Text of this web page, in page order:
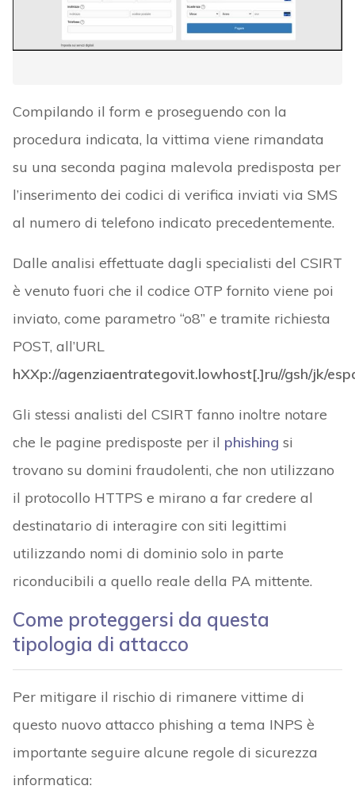
Compilando il form e proseguendo con la
procedura indicata, la vittima viene rimandata
su una seconda pagina malevola predisposta per
l’inserimento dei codici di verifica inviati via SMS
al numero di telefono indicato precedentemente.
Dalle analisi effettuate dagli specialisti del CSIRT
è venuto fuori che il codice OTP fornito viene poi
inviato, come parametro “o8” e tramite richiesta
POST, all’URL
hXXp://agenziaentrategovit.lowhost[.]ru//gsh/jk/
Gli stessi analisti del CSIRT fanno inoltre notare
che le pagine predisposte per il phishing si
trovano su domini fraudolenti, che non utilizzano
il protocollo HTTPS e mirano a far credere al
destinatario di interagire con siti legittimi
utilizzando nomi di dominio solo in parte
riconducibili a quello reale della PA mittente.
Come proteggersi da questa
tipologia di attacco
Per mitigare il rischio di rimanere vittime di
questo nuovo attacco phishing a tema INPS è
importante seguire alcune regole di sicurezza
informatica: